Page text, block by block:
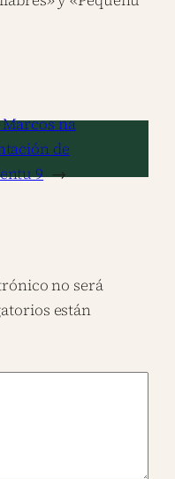
na
de
9 →
no será
están